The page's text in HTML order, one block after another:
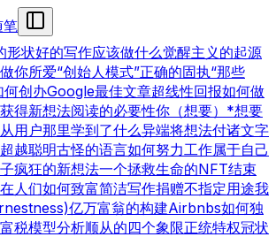
笔
形状好的写作应该做什么觉醒主义的起源
你所爱“创始人模式”正确的固执“那些
何创办Google最佳文章超线性回报如何做
得新想法阅读的必要性你（想要）*想要
用户那里学到了什么异端将想法付诸文字
超越聪明古怪的语言如何努力工作属于自己
疯狂的新想法一个拯救生命的NFT结束
人们如何致富简洁写作捐赠不指定用途我
亿万富翁的构建Airbnbs如何独
税模型分析顺从的四个象限正统特权冠状